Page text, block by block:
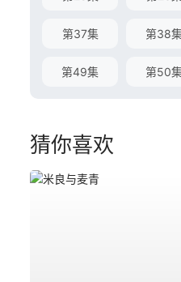
第37集 第38
第49集 第50
猜你喜欢